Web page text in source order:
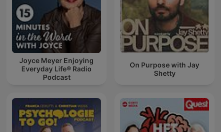
Joyce Meyer Enjoying
Everyday Life® Radio
Podcast
On Purpose with Jay
Shetty